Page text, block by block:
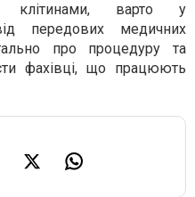
клітинами, варто у
передових медичних
про процедуру та
фахівці, що працюють